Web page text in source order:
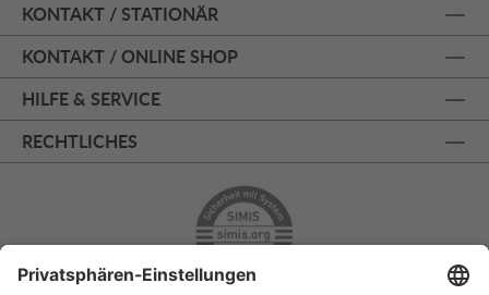
KONTAKT / STATIONÄR
KONTAKT / ONLINE SHOP
HILFE & SERVICE
RECHTLICHES